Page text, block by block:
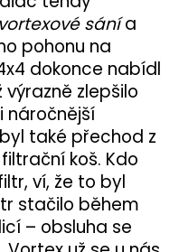
vortexové sánía
pohonu na
dokonce nabídl
zlepšilo
náročnější
také přechod z
koš. Kdo
ví, že to byl
stačilo během
– obsluha se